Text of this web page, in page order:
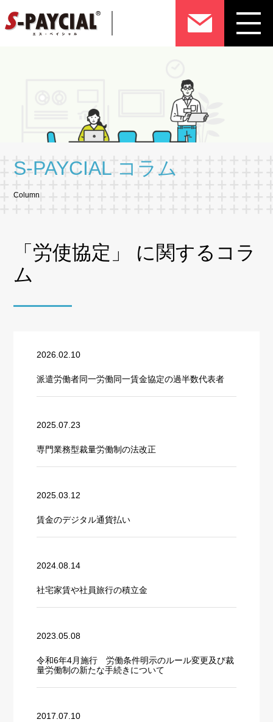
S-PAYCIAL コラム
Column
「労使協定」 に関するコラ
ム
2026.02.10
派遣労働者同一労働同一賃金協定の過半数代表者
2025.07.23
専門業務型裁量労働制の法改正
2025.03.12
賃金のデジタル通貨払い
2024.08.14
社宅家賃や社員旅行の積立金
2023.05.08
令和6年4月施行 労働条件明示のルール変更及び裁
量労働制の新たな手続きについて
2017.07.10